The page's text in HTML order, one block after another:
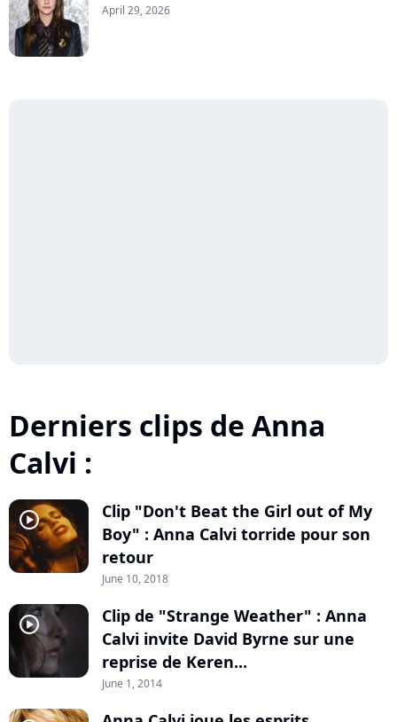
April 29, 2026
Derniers clips de Anna
Calvi :
player2
Clip "Don't Beat the Girl out of My
Boy" : Anna Calvi torride pour son
retour
June 10, 2018
player2
Clip de "Strange Weather" : Anna
Calvi invite David Byrne sur une
reprise de Keren...
June 1, 2014